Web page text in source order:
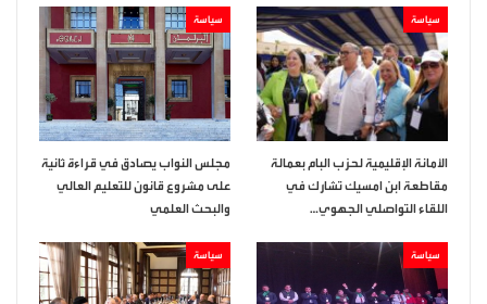
سياسة
الأمانة الإقليمية لحزب البام بعمالة
مقاطعة ابن امسيك تشارك في
اللقاء التواصلي الجهوي…
سياسة
مجلس النواب يصادق في قراءة ثانية
على مشروع قانون للتعليم العالي
والبحث العلمي
سياسة سياسة